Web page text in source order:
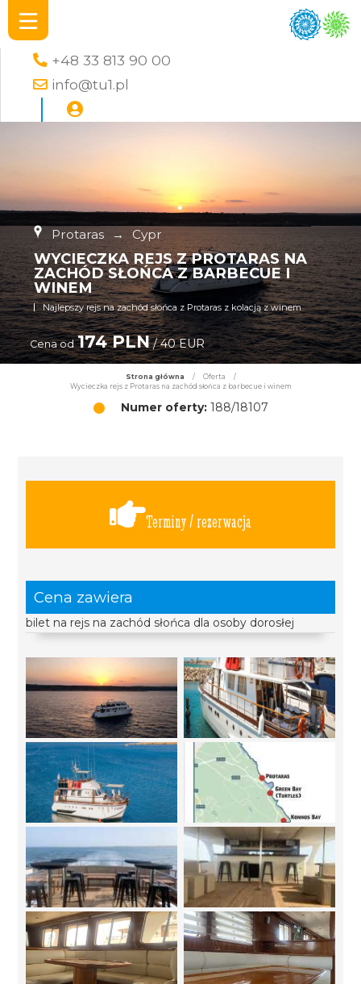
+48 33 813 90 00
info@tu1.pl
Protaras → Cypr
WYCIECZKA REJS Z PROTARAS NA
ZACHÓD SŁOŃCA Z BARBECUE I
WINEM
Najlepszy rejs na zachód słońca z Protaras z kolacją z winem
Cena od 174 PLN/ 40 EUR
Strona główna / Oferta
/
Wycieczka rejs z Protaras na zachód słońca z barbecue i winem
Numer oferty:188/18107
Terminy / rezerwacja
Cena zawiera
bilet na rejs na zachód słońca dla osoby dorosłej